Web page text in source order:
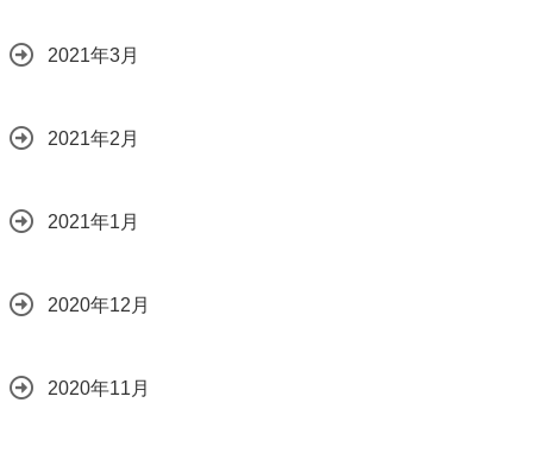
2021年3月
2021年2月
2021年1月
2020年12月
2020年11月